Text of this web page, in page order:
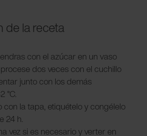
de la receta
con el azúcar en un vaso
dos veces con el cuchillo
junto con los demás
°C.
con la tapa, etiquételo y congélelo
24 h.
vez si es necesario y verter en